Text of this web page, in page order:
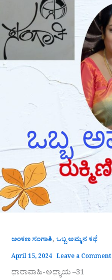
ಅಂಕಣ ಸಂಗಾತಿ, ಒಬ್ಬ ಅಮ್ಮನ ಕಥೆ
April 15, 2024 Leave a Comment
ಧಾರಾವಾಹಿ-ಅಧ್ಯಾಯ –31